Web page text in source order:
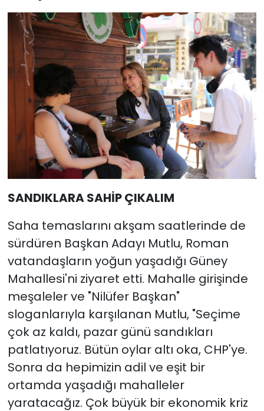
SANDIKLARA SAHİP ÇIKALIM
Saha temaslarını akşam saatlerinde de
sürdüren Başkan Adayı Mutlu, Roman
vatandaşların yoğun yaşadığı Güney
Mahallesi'ni ziyaret etti. Mahalle girişinde
meşaleler ve "Nilüfer Başkan"
sloganlarıyla karşılanan Mutlu, "Seçime
çok az kaldı, pazar günü sandıkları
patlatıyoruz. Bütün oylar altı oka, CHP'ye.
Sonra da hepimizin adil ve eşit bir
ortamda yaşadığı mahalleler
yaratacağız. Çok büyük bir ekonomik kriz